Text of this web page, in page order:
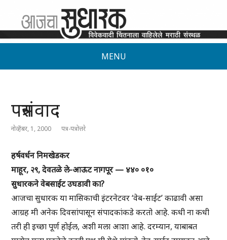
MENU
पत्रसंवाद
नोव्हेंबर, 1, 2000 पत्र-पत्रोत्तरे
हर्षवर्धन निमखेडकर
माहूर, २९, देवतळे ले-आऊट नागपूर — ४४० ०१०
सुधारकने वेबसाईट उघडावी का?
आजचा सुधारक या मासिकाची इंटरनेटवर ‘वेब-साईट’ काढावी असा
आग्रह मी अनेक दिवसांपासून संपादकांकडे करतो आहे. कधी ना कधी
तरी ही इच्छा पूर्ण होईल, अशी मला आशा आहे. दरम्यान, याबाबत